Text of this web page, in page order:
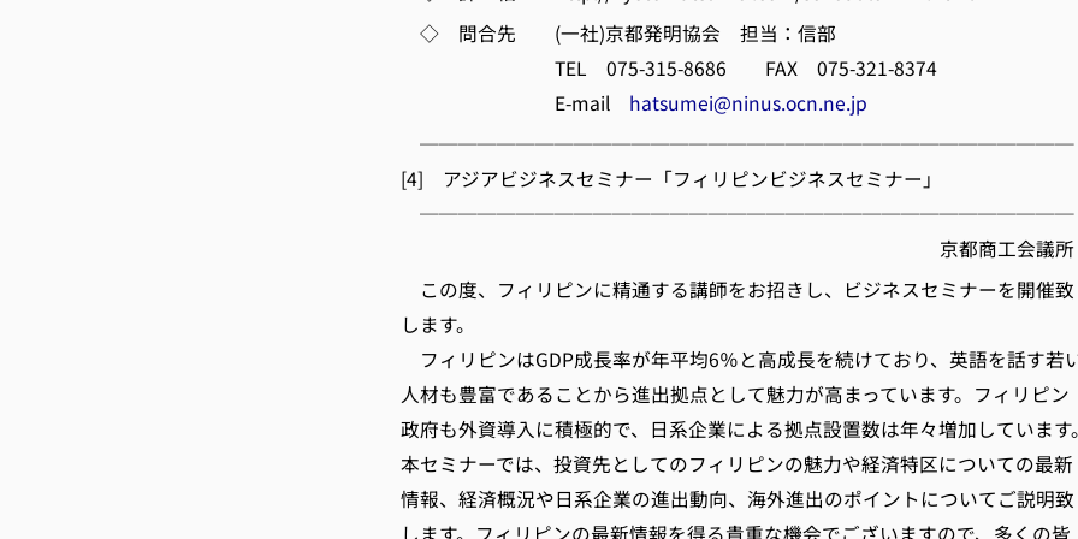
◇ 問合先 (一社)京都発明協会 担当：信部
TEL 075-315-8686 FAX 075-321-8374
E-mail hatsumei@ninus.ocn.ne.jp
──────────────────────────────────
[4] アジアビジネスセミナー「フィリピンビジネスセミナー」
──────────────────────────────────
京都商工会議所
この度、フィリピンに精通する講師をお招きし、ビジネスセミナーを開催致
します。
フィリピンはGDP成長率が年平均6％と高成長を続けており、英語を話す若
人材も豊富であることから進出拠点として魅力が高まっています。フィリピン
政府も外資導入に積極的で、日系企業による拠点設置数は年々増加しています
本セミナーでは、投資先としてのフィリピンの魅力や経済特区についての最新
情報、経済概況や日系企業の進出動向、海外進出のポイントについてご説明致